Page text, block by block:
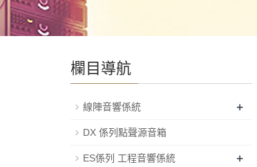
欄目導航
線陣音響係統 +
DX 係列點聲源音箱
ES係列 工程音響係統 +